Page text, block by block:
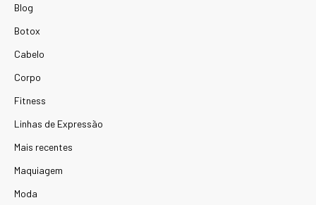
Blog
Botox
Cabelo
Corpo
Fitness
Linhas de Expressão
Mais recentes
Maquiagem
Moda